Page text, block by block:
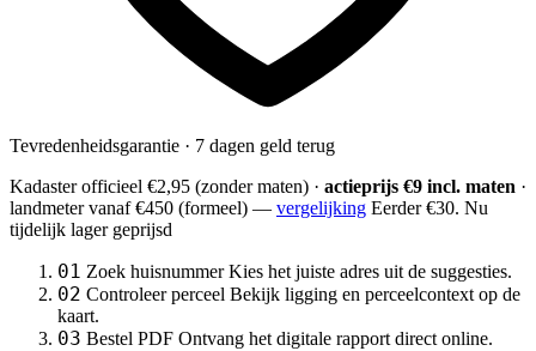
Tevredenheidsgarantie · 7 dagen geld terug
Kadaster officieel €2,95 (zonder maten) · actieprijs €9 incl. maten ·
landmetervanaf €450 (formeel) — vergelijking Eerder €30. Nu
tijdelijk lager geprijsd
01 Zoek huisnummer Kies het juiste adres uit de suggesties.
02 Controleer perceel Bekijk ligging en perceelcontext op de
kaart.
03 Bestel PDF Ontvang het digitale rapport direct online.